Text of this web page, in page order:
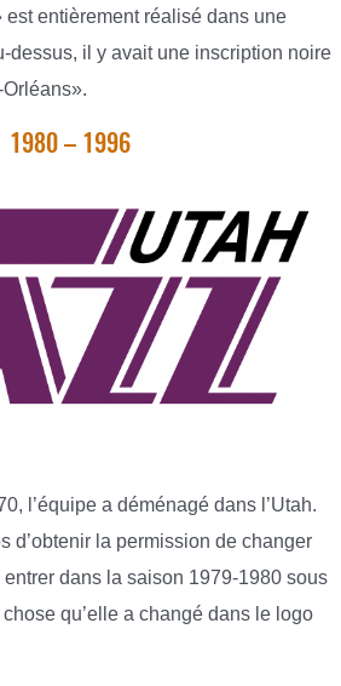
est entièrement réalisé dans une
dessus, il y avait une inscription noire
1980 – 1996
l’équipe a déménagé dans l’Utah.
d’obtenir la permission de changer
dans la saison 1979-1980 sous
chose qu’elle a changé dans le logo